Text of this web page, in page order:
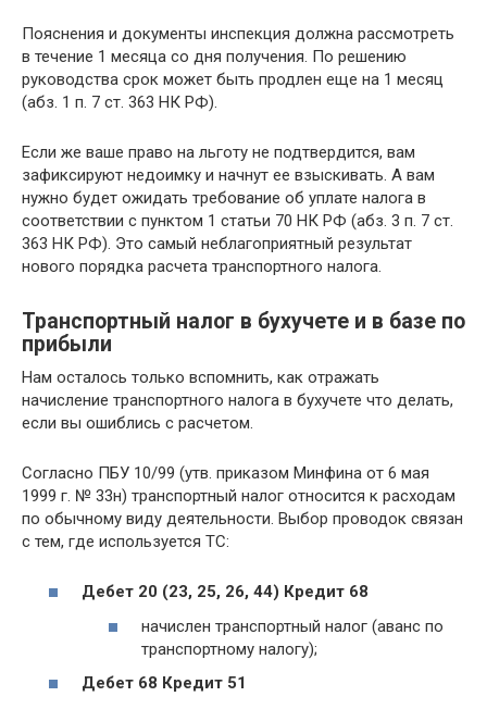
Пояснения и документы инспекция должна рассмотреть
в течение 1 месяца со дня получения. По решению
руководства срок может быть продлен еще на 1 месяц
(абз. 1 п. 7 ст. 363 НК РФ).
Если же ваше право на льготу не подтвердится, вам
зафиксируют недоимку и начнут ее взыскивать. А вам
нужно будет ожидать требование об уплате налога в
соответствии с пунктом 1 статьи 70 НК РФ (абз. 3 п. 7 ст.
363 НК РФ). Это самый неблагоприятный результат
нового порядка расчета транспортного налога.
Транспортный налог в бухучете и в базе по
прибыли
Нам осталось только вспомнить, как отражать
начисление транспортного налога в бухучете что делать,
если вы ошиблись с расчетом.
Согласно ПБУ 10/99 (утв. приказом Минфина от 6 мая
1999 г. № 33н) транспортный налог относится к расходам
по обычному виду деятельности. Выбор проводок связан
с тем, где используется ТС:
Дебет 20 (23, 25, 26, 44) Кредит 68
начислен транспортный налог (аванс по
транспортному налогу);
Дебет 68 Кредит 51